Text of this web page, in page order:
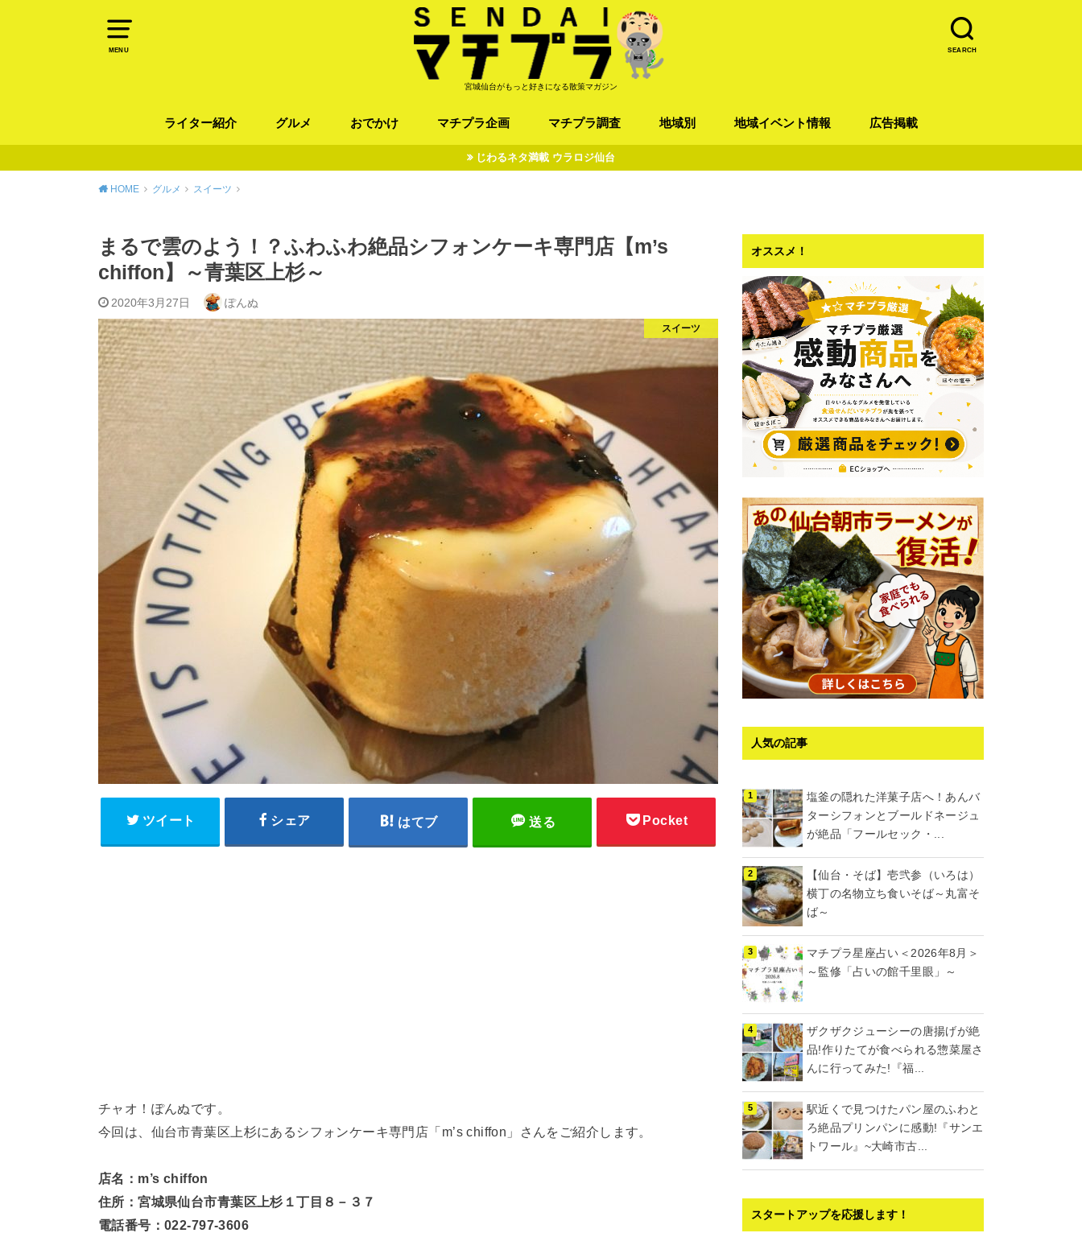
MENU SEARCH
宮城仙台がもっと好きになる散策マガジン
ライター紹介 グルメ おでかけ マチプラ企画
オトアルキ
マチプラ企業訪問
ファッション
ブラミヤギ
マチプラ漫画
マチプラ小説
マチプラ調査
歴史
地域別 地域イベント情報 広告掲載
じわるネタ満載 ウラロジ仙台
HOME グルメ スイーツ
まるで雲のよう！？ふわふわ絶品シフォンケーキ専門店【m’s
chiffon】～青葉区上杉～
2020年3月27日 ぽんぬ
スイーツ
ツイート シェア はてブ 送る Pocket
チャオ！ぽんぬです。
今回は、仙台市青葉区上杉にあるシフォンケーキ専門店「m’s chiffon」さんをご紹介します。
店名：m’s chiffon
住所：宮城県仙台市青葉区上杉１丁目８－３７
電話番号：022-797-3606
オススメ！
人気の記事
塩釜の隠れた洋菓子店へ！あんバ
ターシフォンとブールドネージュ
が絶品「フールセック・...
【仙台・そば】壱弐参（いろは）
横丁の名物立ち食いそば～丸富そ
ば～
マチプラ星座占い＜2026年8月＞
～監修「占いの館千里眼」～
ザクザクジューシーの唐揚げが絶
品!作りたてが食べられる惣菜屋さ
んに行ってみた!『福...
駅近くで見つけたパン屋のふわと
ろ絶品プリンパンに感動!『サンエ
トワール』~大崎市古...
スタートアップを応援します！